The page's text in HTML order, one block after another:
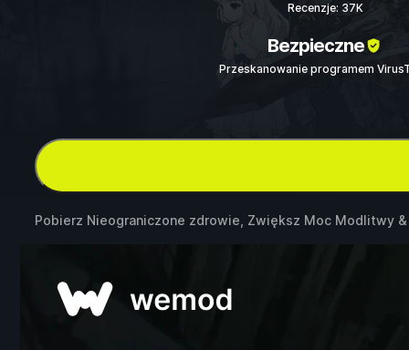
Recenzje: 37K
Bezpieczne
Przeskanowanie programem
Pobierz Nieograniczone zdrowie, Zwiększ Moc Modlitwy